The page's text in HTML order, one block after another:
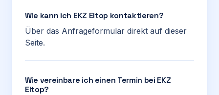
Wie kann ich EKZ Eltop kontaktieren?
Über das Anfrageformular direkt auf dieser
Seite.
Wie vereinbare ich einen Termin bei EKZ
Eltop?